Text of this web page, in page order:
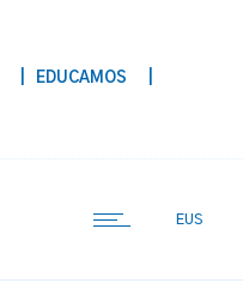
| EDUCAMOS
EUS